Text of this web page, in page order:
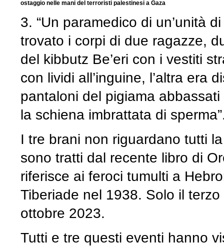
ostaggio nelle mani del terroristi palestinesi a Gaza
3. “Un paramedico di un’unità
trovato i corpi di due ragazze,
del kibbutz Be’eri con i vestiti
con lividi all’inguine, l’altra era
pantaloni del pigiama
la schiena imbrattata di
I tre brani non riguardano tutti
sono tratti dal recente libro di
riferisce ai feroci tumulti a
Tiberiade nel 1938. Solo il
ottobre 2023.
Tutti e tre questi eventi hanno